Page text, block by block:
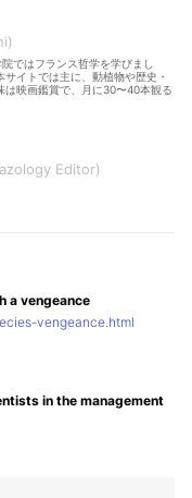
ではフランス哲学を学びまし
イトでは主に、動植物や歴史・
は映画鑑賞で、月に30〜40本観る
Editor
a vengeance
vengeance.html
in the management